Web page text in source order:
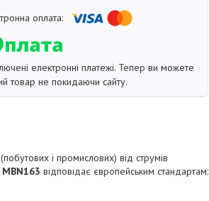
електронні платежі. Тепер ви можете
товар не покидаючи сайту.
і промислових) від струмів
відповідає європейським стандартам: